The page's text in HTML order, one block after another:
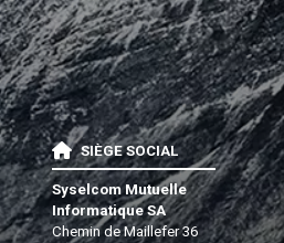
SIÈGE SOCIAL
Syselcom Mutuelle
Informatique SA
Chemin de Maillefer 36